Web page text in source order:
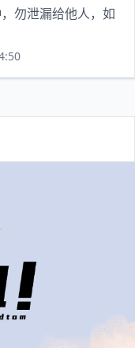
勿泄漏给他人，如